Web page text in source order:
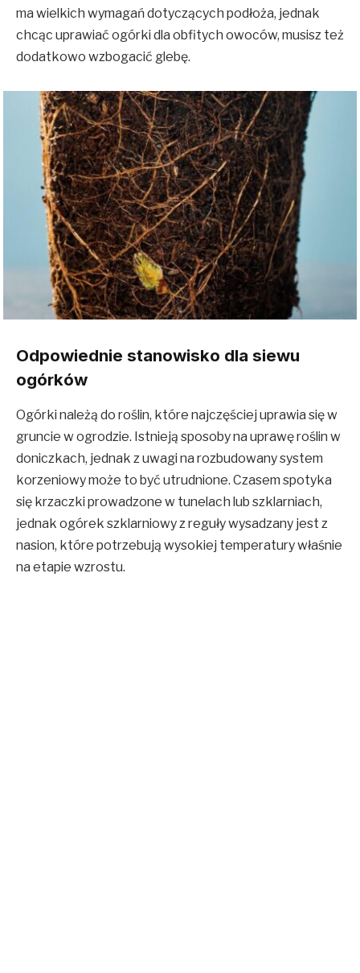
ma wielkich wymagań dotyczących podłoża, jednak
chcąc uprawiać ogórki dla obfitych owoców, musisz też
dodatkowo wzbogacić glebę.
Odpowiednie stanowisko dla siewu
ogórków
Ogórki należą do roślin, które najczęściej uprawia się w
gruncie w ogrodzie. Istnieją sposoby na uprawę roślin w
doniczkach, jednak z uwagi na rozbudowany system
korzeniowy może to być utrudnione. Czasem spotyka
się krzaczki prowadzone w tunelach lub szklarniach,
jednak ogórek szklarniowy z reguły wysadzany jest z
nasion, które potrzebują wysokiej temperatury właśnie
na etapie wzrostu.